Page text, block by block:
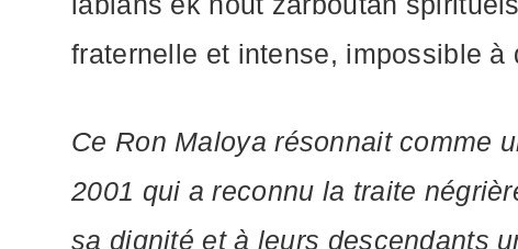
fraternelle et intense, impossible à
Ce Ron Maloya résonnait comme
2001 qui a reconnu la traite
sa dignité et à leurs descendants